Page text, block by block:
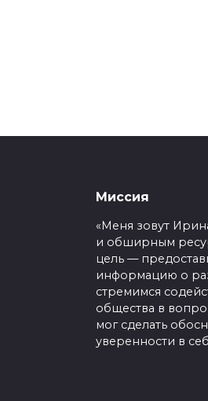
Миссия
«Меня зовут
и обширным
цель —
информацию о
стремимся
общества в
мог сделать
уверенности в